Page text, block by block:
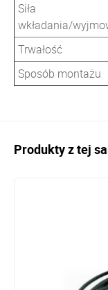
Siła
wkładania/
Trwałość
Sposób montażu
Produkty z tej